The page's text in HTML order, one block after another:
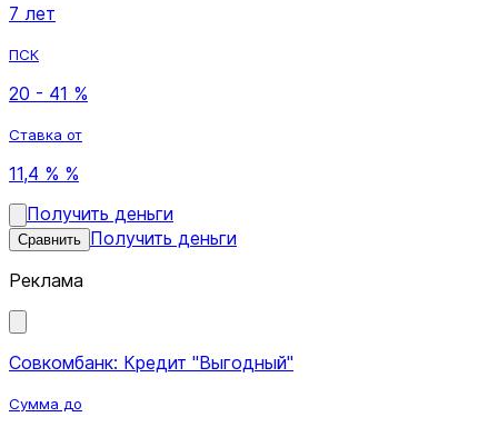
7 лет
ПСК
20 - 41 %
Ставка от
11,4 % %
Получить деньги
Сравнить Получить деньги
Реклама
Совкомбанк: Кредит "Выгодный"
Сумма до